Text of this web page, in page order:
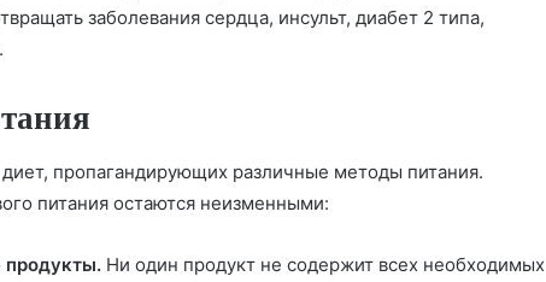
заболевания сердца, инсульт, диабет 2 типа,
пропагандирующих различные методы питания.
питания остаются неизменными:
продукты. Ни один продукт не содержит всех необходимых